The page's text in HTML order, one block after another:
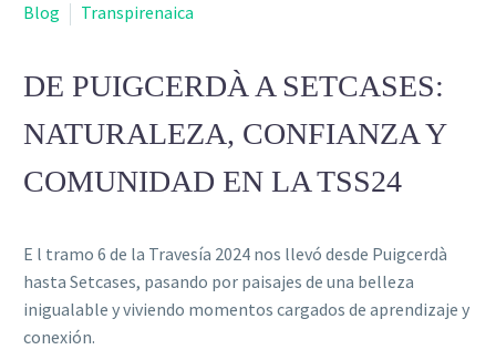
Blog
Transpirenaica
DE PUIGCERDÀ A SETCASES:
NATURALEZA, CONFIANZA Y
COMUNIDAD EN LA TSS24
E l tramo 6 de la Travesía 2024 nos llevó desde Puigcerdà
hasta Setcases, pasando por paisajes de una belleza
inigualable y viviendo momentos cargados de aprendizaje y
conexión.